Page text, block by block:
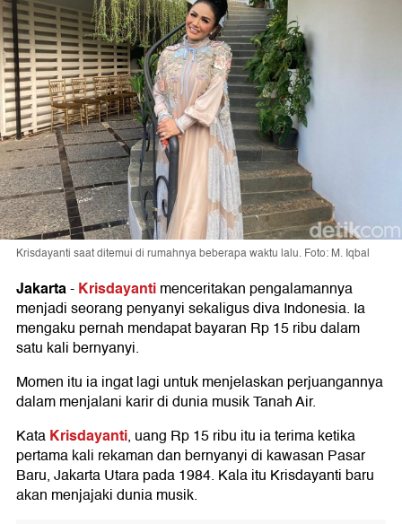
Krisdayanti saat ditemui di rumahnya beberapa waktu lalu. Foto: M. Iqbal
Jakarta-Krisdayantimenceritakan pengalamannya
menjadi seorang penyanyi sekaligus diva Indonesia. Ia
mengaku pernah mendapat bayaran Rp 15 ribu dalam
satu kali bernyanyi.
Momen itu ia ingat lagi untuk menjelaskan perjuangannya
dalam menjalani karir di dunia musik Tanah Air.
KataKrisdayanti, uang Rp 15 ribu itu ia terima ketika
pertama kali rekaman dan bernyanyi di kawasan Pasar
Baru, Jakarta Utara pada 1984. Kala itu Krisdayanti baru
akan menjajaki dunia musik.